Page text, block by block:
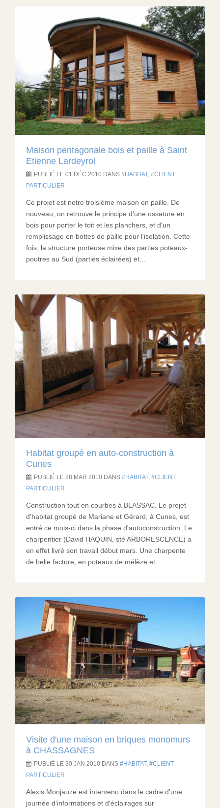
Maison pentagonale bois et paille à Saint
Etienne Lardeyrol
PUBLIÉ LE 01 DÉC 2010 DANS HABITAT,
CLIENT
PARTICULIER
Ce projet est notre troisième maison en paille. De
nouveau, on retrouve le principe d'une ossature en
bois pour porter le toit et les planchers, et d'un
remplissage en bottes de paille pour l'isolation. Cette
fois, la structure porteuse mixe des parties poteaux-
poutres au Sud (parties éclairées) et...
Habitat groupé en auto-construction à
Cunes
PUBLIÉ LE 28 MAR 2010 DANS HABITAT,
CLIENT
PARTICULIER
Construction tout en courbes à BLASSAC. Le projet
d'habitat groupé de Mariane et Gérard, à Cunes, est
entré ce mois-ci dans la phase d'autoconstruction. Le
charpentier (David HAQUIN, sté ARBORESCENCE) a
en effet livré son travail début mars. Une charpente
de belle facture, en poteaux de mélèze et...
Visite d'une maison en briques monomurs
à CHASSAGNES
PUBLIÉ LE 30 JAN 2010 DANS HABITAT,
CLIENT
PARTICULIER
Alexis Monjauze est intervenu dans le cadre d'une
journée d'informations et d'éclairages sur